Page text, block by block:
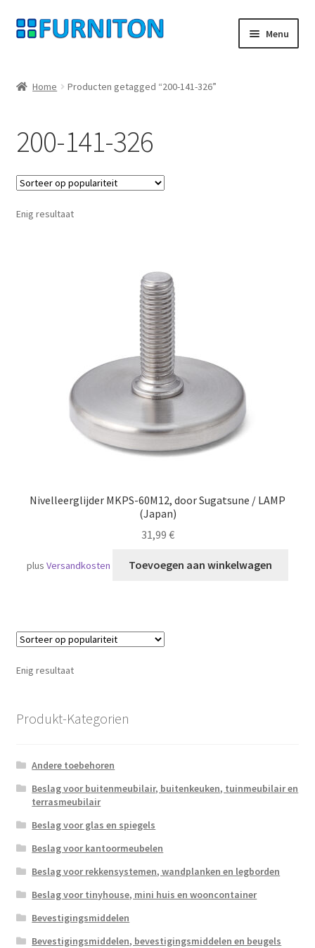
Ga
door
navigatie
Ga
naar
inhoud
Menu
Gegevensbescherming
Herroepingsrecht
Neem contact op met
Home Producten getagged “200-141-326”
200-141-326
Enig resultaat
Nivelleerglijder MKPS-60M12, door Sugatsune / LAMP
(Japan)
31,99 €
plusVersandkosten Toevoegen aan winkelwagen
Enig resultaat
Produkt-Kategorien
Andere toebehoren
Beslag voor buitenmeubilair, buitenkeuken, tuinmeubilair en
terrasmeubilair
Beslag voor glas en spiegels
Beslag voor kantoormeubelen
Beslag voor rekkensystemen, wandplanken en legborden
Beslag voor tinyhouse, mini huis en wooncontainer
Bevestigingsmiddelen
Bevestigingsmiddelen, bevestigingsmiddelen en beugels